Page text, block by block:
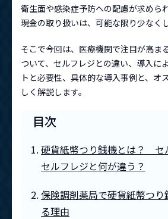
衛生面や感染症予防への配慮が求めら
現金の取り扱いは、可能な限り少なく
そこで今回は、医療機関で注目が高ま
ついて、セルフレジとの違い、導入に
トと必要性、具体的な導入事例と、オ
しく解説します。
目次
硬貨紙幣つり銭機とは？ セ
セルフレジと何が違う？
保険調剤薬局で硬貨紙幣つ
る理由